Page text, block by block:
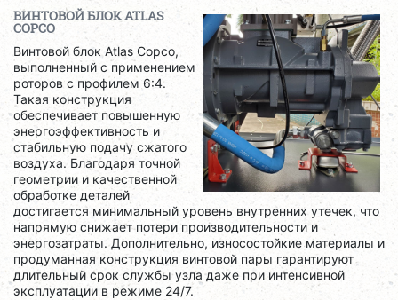
ВИНТОВОЙ БЛОК ATLAS
COPCO
Винтовой блок Atlas Copco,
выполненный с применением
роторов с профилем 6:4.
Такая конструкция
обеспечивает повышенную
энергоэффективность и
стабильную подачу сжатого
воздуха. Благодаря точной
геометрии и качественной
обработке деталей
достигается минимальный уровень внутренних утечек, что
напрямую снижает потери производительности и
энергозатраты. Дополнительно, износостойкие материалы и
продуманная конструкция винтовой пары гарантируют
длительный срок службы узла даже при интенсивной
эксплуатации в режиме 24/7.